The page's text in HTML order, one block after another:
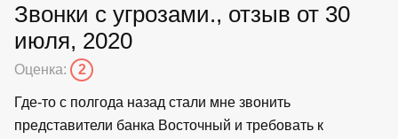
Звонки с угрозами., отзыв от 30
июля, 2020
Оценка: 2
Где-то с полгода назад стали мне звонить
представители банка Восточный и требовать к